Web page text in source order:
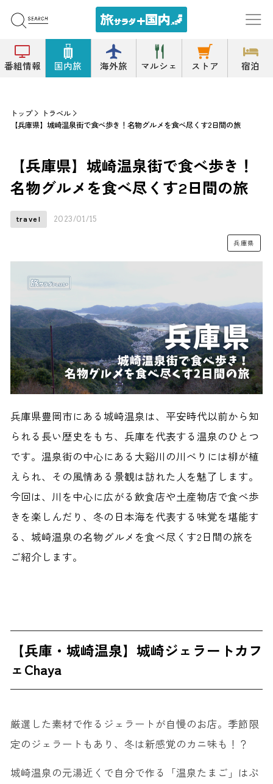
番組情報 国内旅 海外旅 マルシェ ストア 宿泊
トップ
トラベル
【兵庫県】城崎温泉街で食べ歩き！名物グルメを食べ尽くす2日間の旅
【兵庫県】城崎温泉街で食べ歩き！
名物グルメを食べ尽くす2日間の旅
travel 2023/01/15
兵庫県
兵庫県豊岡市にある城崎温泉は、平安時代以前から知
られる長い歴史をもち、兵庫を代表する温泉のひとつ
です。温泉街の中心にある大谿川の川べりには柳が植
えられ、その風情ある景観は訪れた人を魅了します。
今回は、川を中心に広がる飲食店や土産物店で食べ歩
きを楽しんだり、冬の日本海を代表する味覚を堪能す
る、城崎温泉の名物グルメを食べ尽くす2日間の旅を
ご紹介します。
【兵庫・城崎温泉】城崎ジェラートカフ
ェChaya
厳選した素材で作るジェラートが自慢のお店。季節限
定のジェラートもあり、冬は新感覚のカニ味も！？
城崎温泉の元湯近くで自分で作る「温泉たまご」はぷ